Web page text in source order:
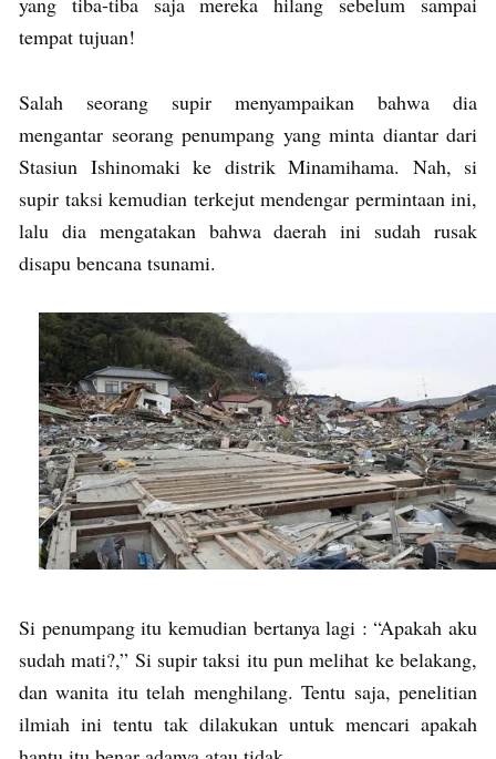
tempat tujuan!
Salah seorang supir menyampaikan bahwa dia
mengantar seorang penumpang yang minta diantar dari
Stasiun Ishinomaki ke distrik Minamihama. Nah, si
supir taksi kemudian terkejut mendengar permintaan ini,
lalu dia mengatakan bahwa daerah ini sudah rusak
disapu bencana tsunami.
Si penumpang itu kemudian bertanya lagi : “Apakah aku
sudah mati?,” Si supir taksi itu pun melihat ke belakang,
dan wanita itu telah menghilang. Tentu saja, penelitian
ilmiah ini tentu tak dilakukan untuk mencari apakah